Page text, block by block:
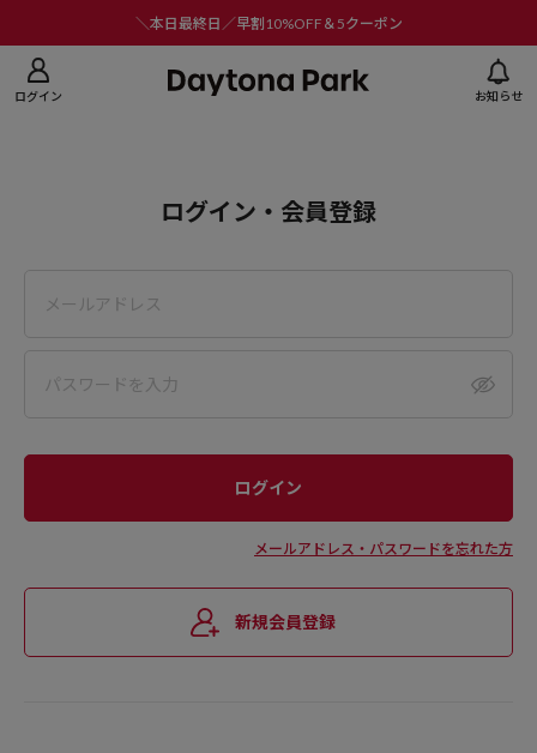
＼本日最終日／早割10%OFF＆5クーポン
ログイン お知らせ
ログイン・会員登録
メールアドレス・パスワードを忘れた方
新規会員登録